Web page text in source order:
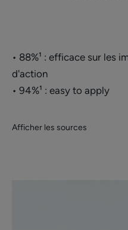
• 88%¹ : efficace sur les
d'action
• 94%¹ : easy to apply
Afficher les sources